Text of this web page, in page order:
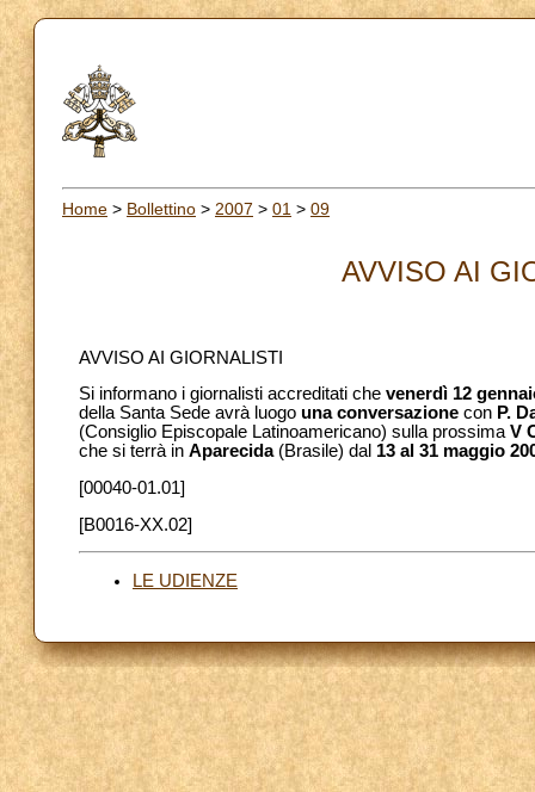
Home > Bollettino > 2007 > 01 > 09
AVVISO AI
AVVISO AI GIORNALISTI
Si informano i giornalisti accreditati che venerdì 12
della Santa Sede avrà luogo una conversazione con P.
(Consiglio Episcopale Latinoamericano) sulla prossimaV
che si terrà in Aparecida(Brasile) dal 13 al 31 maggio
[00040-01.01]
[B0016-XX.02]
LE UDIENZE